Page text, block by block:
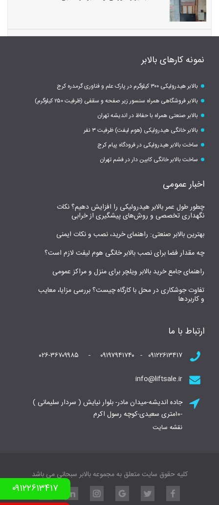
نمونه کارهای بالابر
بالابر هیدرولیکی ۳۰۰ کیلوگرم در پارک علم و فناوری گرمدره کرج
بالابر فروشگاهی همراه سنسور زیر صفحه و سقفی (ظرفیت ۲۵۰ کیلوگرم)
بالابر صنعتی همراه با حفاظ در اندیشه تهران
بالابر خانگی هیدرولیکی (هوم لیفت) ظرفیت ۳ نفر
ساخت بالابر هیدرولیکی در فرودگاه پیام کرج
ساخت بالابر خانگی کابین دار در فشم تهران
اخبار عمومی
چطور طول عمر بالابر هیدرولیکی را افزایش دهیم؟ نکات
نگهداری تخصصی و روش‌های پیشگیری از خرابی
بهترین بالابر صنعتی: راهنمای خرید، نصب و نکات ایمنی
چه مقدار فضا برای نصب بالابر خانگی هوم لیفت لازم است؟
راهنمای جامع خرید بالابر ویلچر برای منزل و مراکز عمومی
تفاوت جوشکاری در محل با کارگاه چیست؟ بررسی مزایا، معایب
و کاربردها
ارتباط با ما
۰۹۱۲۲۶۱۳۴۱۷ - ۰۹۱۹۷۹۴۱۷۴۰ - ۰۲۶-۳۶۷۰۹۹۸۵
info@liftsale.ir
جاده اندیشه-میدان مادر- بلوار نیایش ( سردار سلیمانی )
-۱۰متری سعیدی-کوچه رسول اکرم
نقشه سایت
۰۹۱۲۲۶۱۳۴۱۷
کلیه حقوق سایت متعلق به مجموعه بالابر سبحانی می باشد